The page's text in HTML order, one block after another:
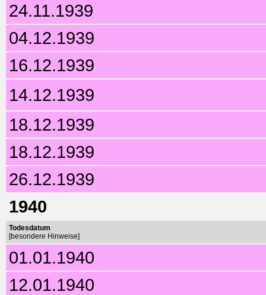
24.11.1939
04.12.1939
16.12.1939
14.12.1939
18.12.1939
18.12.1939
26.12.1939
1940
Todesdatum
[besondere Hinweise]
01.01.1940
12.01.1940